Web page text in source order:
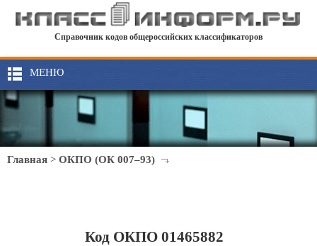
Справочник кодов общероссийских классификаторов
МЕНЮ
Главная > ОКПО (ОК 007–93)
Код ОКПО 01465882